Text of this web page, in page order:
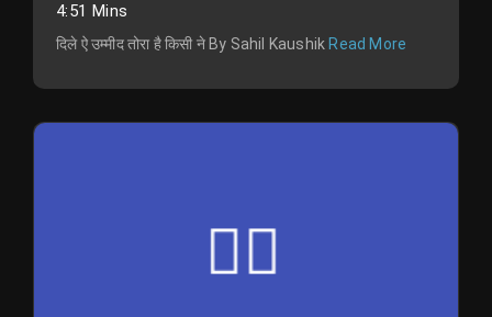
4:51 Mins
दिले ऐ उम्मीद तोरा है किसी ने By Sahil Kaushik Read More